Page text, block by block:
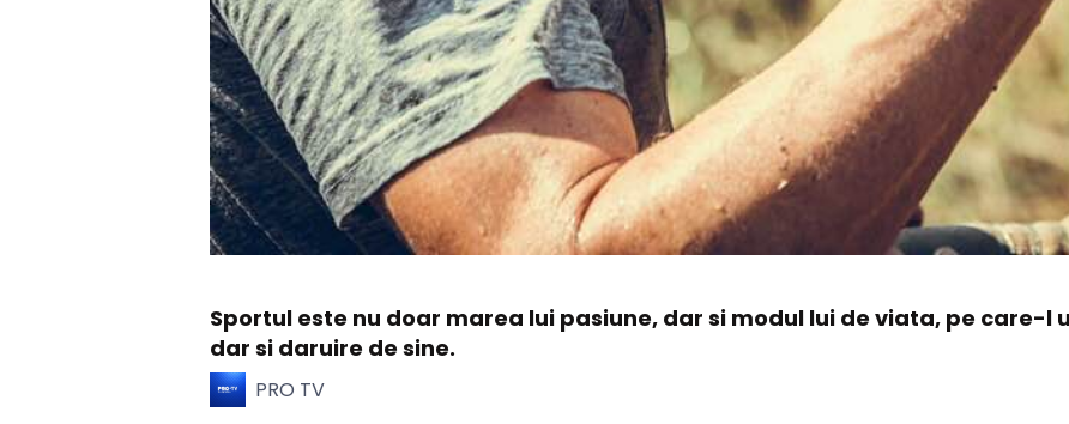
Sportul este nu doar marea lui pasiune, dar si modul lui de viata, pe care-l
dar si daruire de sine.
PRO TV